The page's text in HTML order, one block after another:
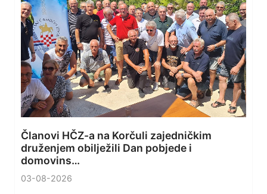
Članovi HČZ-a na Korčuli zajedničkim
druženjem obilježili Dan pobjede i
domovins…
03-08-2026